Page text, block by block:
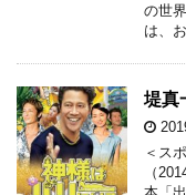
の世
は、
堤真
＜ス
（